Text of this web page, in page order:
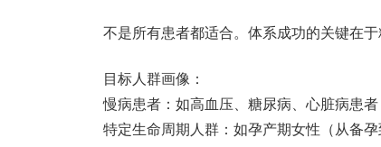
不是所有患者都适合。体系成功的关键在于
目标人群画像：
慢病患者：如高血压、糖尿病、心脏病患者
特定生命周期人群：如孕产期女性（从备孕